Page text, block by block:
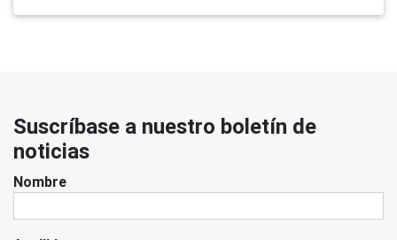
Suscríbase a nuestro boletín de
noticias
Nombre